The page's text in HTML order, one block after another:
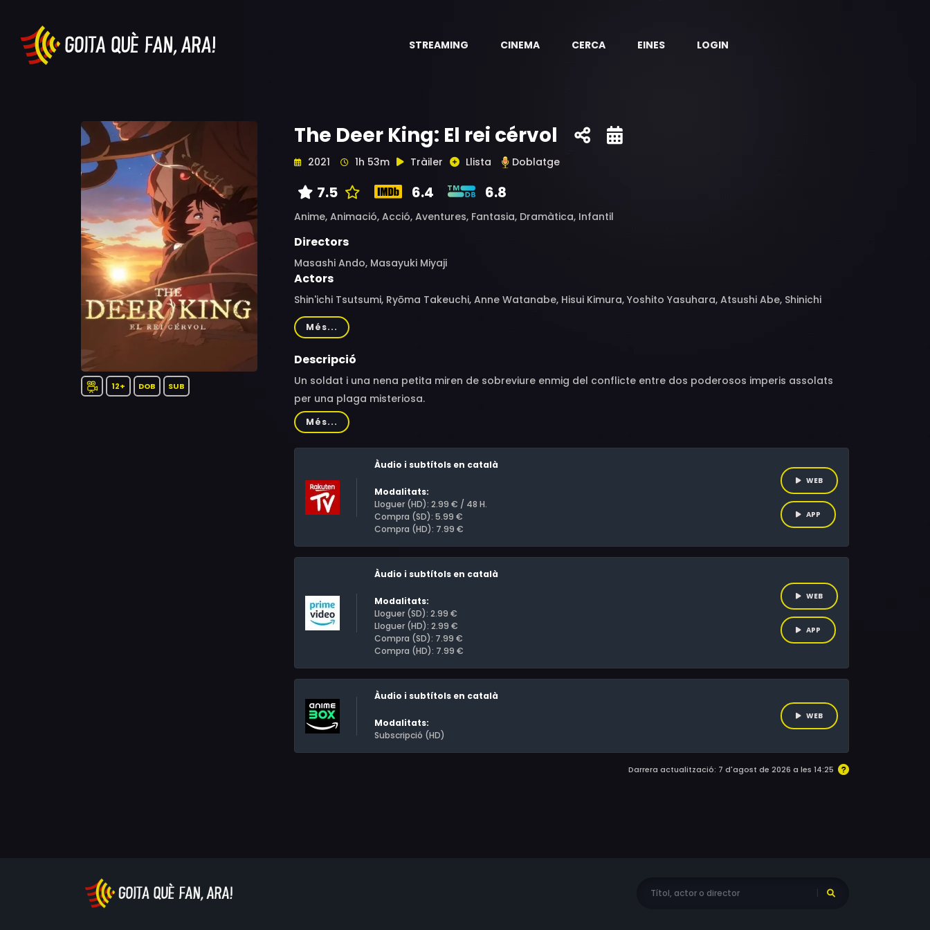
STREAMING CINEMA CERCA EINES LOGIN
12+ DOB SUB
The Deer King: El rei cérvol
2021 1h 53m Tràiler Llista Doblatge
7.5 6.4 6.8
Anime, Animació, Acció, Aventures, Fantasia, Dramàtica, Infantil
Directors
Masashi Ando, Masayuki Miyaji
Actors
Shin'ichi Tsutsumi, Ryōma Takeuchi, Anne Watanabe, Hisui Kimura, Yoshito Yasuhara, Atsushi Abe, Shinichi
Tsutsumi, Ryoma Takeuchi, Toru Sakurai, Shinshu Fuji, Tomomichi Nishimura, Tessyo Genda
Més...
Descripció
Un soldat i una nena petita miren de sobreviure enmig del conflicte entre dos poderosos imperis assolats
per una plaga misteriosa.
Més...
Àudio i subtítols en català
Modalitats:
Lloguer (HD): 2.99 € / 48 H.
Compra (SD): 5.99 €
Compra (HD): 7.99 €
WEB
APP
Àudio i subtítols en català
Modalitats:
Lloguer (SD): 2.99 €
Lloguer (HD): 2.99 €
Compra (SD): 7.99 €
Compra (HD): 7.99 €
WEB
APP
Àudio i subtítols en català
Modalitats:
Subscripció (HD)
WEB
Darrera actualització: 7 d'agost de 2026 a les 14:25